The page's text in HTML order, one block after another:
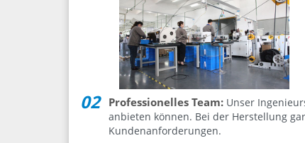
Professionelles Team: Unser
anbieten können. Bei der Herstellung
Kundenanforderungen.